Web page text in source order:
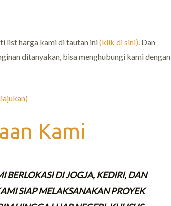
list harga kami di tautan ini(klik di sini) . Dan
ditanyakan, bisa menghubungi kami dengan
Kami
BERLOKASI DI JOGJA, KEDIRI, DAN
SIAP MELAKSANAKAN PROYEK